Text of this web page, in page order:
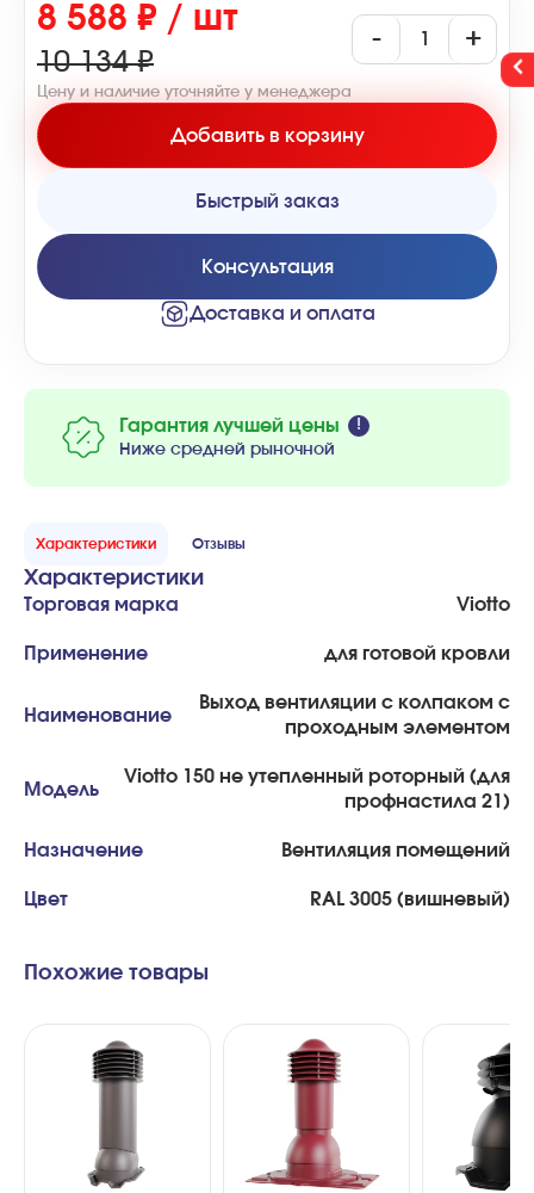
Гарантия лучшей цены
Ниже средней рыночной
8 588 ₽ / шт
10 134 ₽
- +
Цену и наличие уточняйте у менеджера
Добавить в корзину
Быстрый заказ
Консультация
Доставка и оплата
Характеристики Отзывы
Характеристики
Торговая марка Viotto
Применение для готовой кровли
Наименование
Выход вентиляции с колпаком с
проходным элементом
Модель
Viotto 150 не утепленный роторный (для
профнастила 21)
Назначение Вентиляция помещений
Цвет RAL 3005 (вишневый)
Похожие товары